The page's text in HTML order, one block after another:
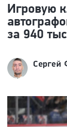
Игровую
за 940
Сергей